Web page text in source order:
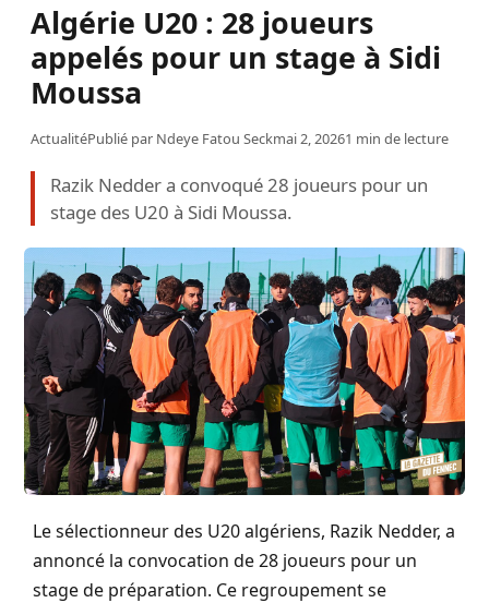
Algérie U20 : 28 joueurs
appelés pour un stage à Sidi
Moussa
ActualitéPublié par Ndeye Fatou Seckmai 2, 20261 min de lecture
Razik Nedder a convoqué 28 joueurs pour un
stage des U20 à Sidi Moussa.
Le sélectionneur des U20 algériens, Razik Nedder, a
annoncé la convocation de 28 joueurs pour un
stage de préparation. Ce regroupement se